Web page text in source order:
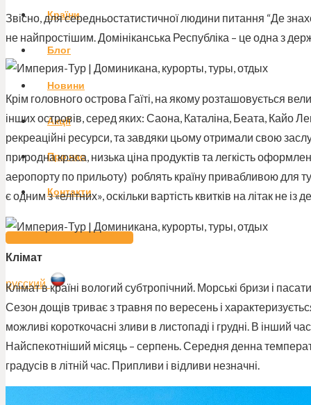
Країни
Блог
Новини
Акції
Про нас
Контакти
русский
Звісно, для середньостатистичної людини питання “Де
не найпростішим. Домініканська Республіка – це одна з
Крім головного острова Гаїті, на якому розташовується
інших островів, серед яких: Саона, Каталіна, Беата, Кайо
рекреаційні ресурси, та завдяки цьому отримали свою
природна краса, низька ціна продуктів та легкість
аеропорту по прильоту) роблять країну привабливою для
є одним з «елітних», оскільки вартість квитків на літак не із
Клімат
Клімат в країні вологий субтропічний. Морські бризи і
Сезон дощів триває з травня по вересень і
можливі короткочасні зливи в листопаді і грудні. В інший
Найспекотніший місяць – серпень. Середня денна
градусів в літній час. Припливи і відливи незначні.